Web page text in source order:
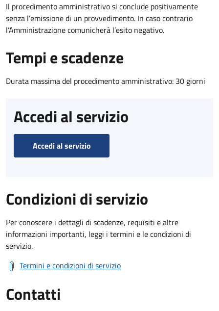
Il procedimento amministrativo si conclude positivamente
senza l’emissione di un provvedimento. In caso contrario
l’Amministrazione comunicherà l’esito negativo.
Tempi e scadenze
Durata massima del procedimento amministrativo: 30 giorni
Accedi al servizio
Accedi al servizio
Condizioni di servizio
Per conoscere i dettagli di scadenze, requisiti e altre
informazioni importanti, leggi i termini e le condizioni di
servizio.
Termini e condizioni di servizio
Contatti